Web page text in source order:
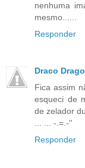
nenhuma
mesmo......
Responder
Draco
Fica assim
esqueci de
de zelador
... ... -.=.-''
Responder